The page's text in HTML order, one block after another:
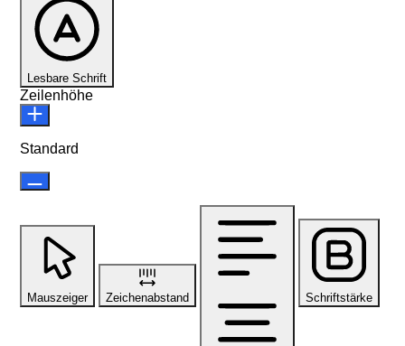
Lesbare Schrift
Zeilenhöhe
Standard
Mauszeiger Zeichenabstand Schriftstärke